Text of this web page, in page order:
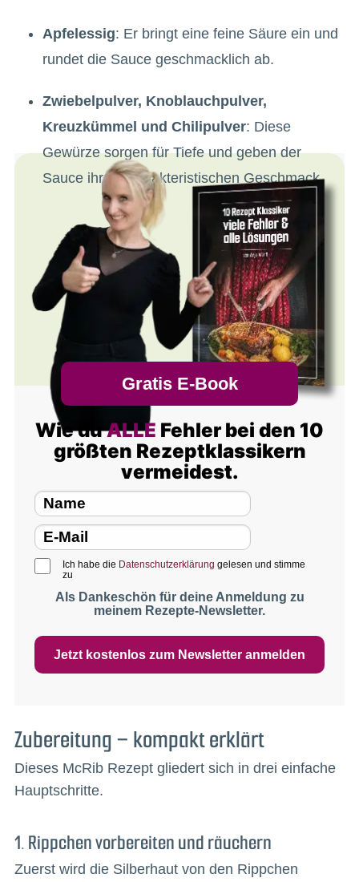
Apfelessig: Er bringt eine feine Säure ein und
rundet die Sauce geschmacklich ab.
Zwiebelpulver, Knoblauchpulver,
Kreuzkümmel und Chilipulver: Diese
Gewürze sorgen für Tiefe und geben der
Sauce ihren charakteristischen Geschmack.
Gratis E-Book
Wie duALLE Fehler bei den 10
größten Rezeptklassikern
vermeidest.
Ich habe die Datenschutzerklärung gelesen und stimme
zu
Als Dankeschön für deine Anmeldung zu
meinem Rezepte-Newsletter.
Jetzt kostenlos zum Newsletter anmelden
Zubereitung – kompakt erklärt
Dieses McRib Rezept gliedert sich in drei einfache
Hauptschritte.
1. Rippchen vorbereiten und räuchern
Zuerst wird die Silberhaut von den Rippchen